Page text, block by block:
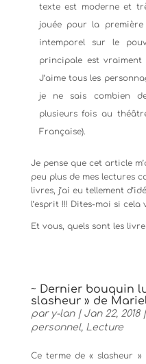
texte est moderne et
jouée pour la
intemporel sur le
principale est vraiment
J’aime tous les
je ne sais combien
plusieurs fois au
Française).
Je pense que cet article
peu plus de mes lectures
livres, j’ai eu tellement
l’esprit !!! Dites-moi si cela
Et vous, quels sont les
~ Dernier bouquin
slasheur » de
par y-lan| Jan 22, 2018|
personnel, Lecture
Ce terme de « slasheur »